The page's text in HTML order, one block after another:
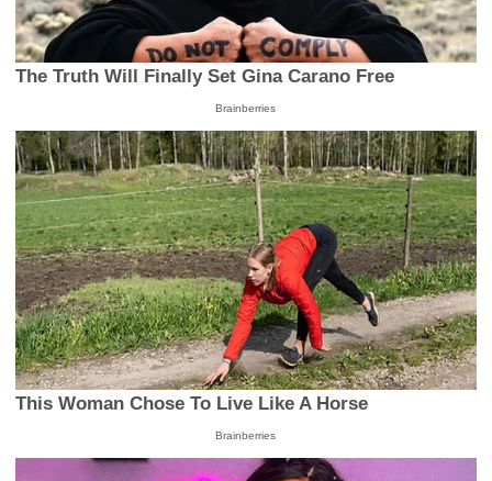
The Truth Will Finally Set Gina Carano Free
Brainberries
This Woman Chose To Live Like A Horse
Brainberries